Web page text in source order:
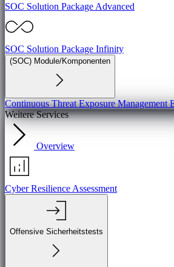
SOC Solution Package Advanced
SOC Solution Package Infinity
(SOC) Module/Komponenten
Continuous Threat Exposure Management
Weitere Services
Overview
Cyber Resilience Assessment
Offensive Sicherheitstests